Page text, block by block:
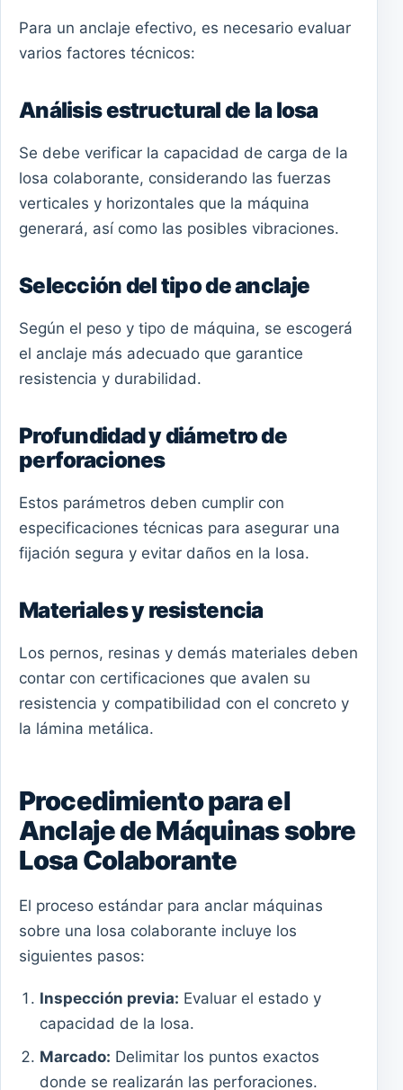
Para un anclaje efectivo, es necesario evaluar
varios factores técnicos:
Análisis estructural de la losa
Se debe verificar la capacidad de carga de la
losa colaborante, considerando las fuerzas
verticales y horizontales que la máquina
generará, así como las posibles vibraciones.
Selección del tipo de anclaje
Según el peso y tipo de máquina, se escogerá
el anclaje más adecuado que garantice
resistencia y durabilidad.
Profundidad y diámetro de
perforaciones
Estos parámetros deben cumplir con
especificaciones técnicas para asegurar una
fijación segura y evitar daños en la losa.
Materiales y resistencia
Los pernos, resinas y demás materiales deben
contar con certificaciones que avalen su
resistencia y compatibilidad con el concreto y
la lámina metálica.
Procedimiento para el
Anclaje de Máquinas sobre
Losa Colaborante
El proceso estándar para anclar máquinas
sobre una losa colaborante incluye los
siguientes pasos:
Inspección previa: Evaluar el estado y
capacidad de la losa.
Marcado: Delimitar los puntos exactos
donde se realizarán las perforaciones.